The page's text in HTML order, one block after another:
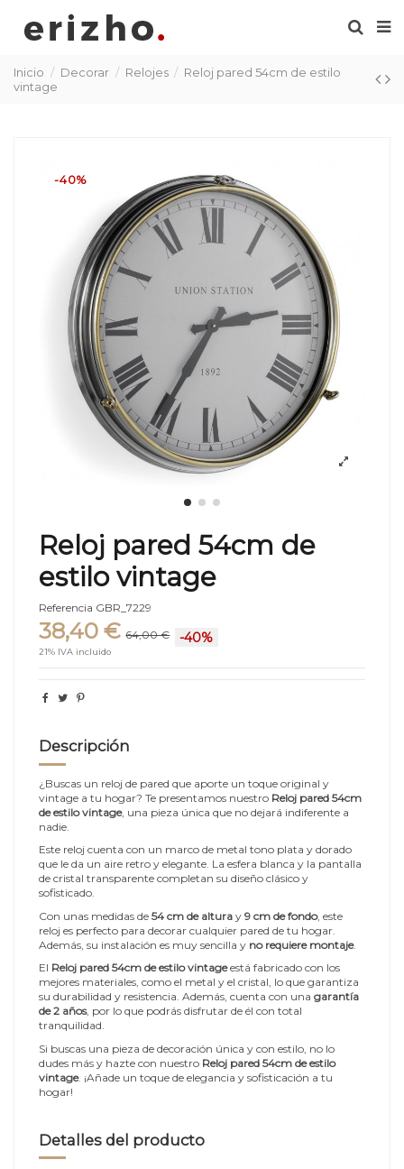
Inicio Decorar Relojes
Reloj pared 54cm de estilo
vintage
-40%
Reloj pared 54cm de
estilo vintage
Referencia GBR_7229
38,40 € 64,00 € -40%
21% IVA incluido
Descripción
¿Buscas un reloj de pared que aporte un toque original y
vintage a tu hogar? Te presentamos nuestro Reloj pared 54cm
de estilo vintage, una pieza única que no dejará indiferente a
nadie.
Este reloj cuenta con un marco de metal tono plata y dorado
que le da un aire retro y elegante. La esfera blanca y la pantalla
de cristal transparente completan su diseño clásico y
sofisticado.
Con unas medidas de 54 cm de altura y 9 cm de fondo, este
reloj es perfecto para decorar cualquier pared de tu hogar.
Además, su instalación es muy sencilla y no requiere montaje.
El Reloj pared 54cm de estilo vintageestá fabricado con los
mejores materiales, como el metal y el cristal, lo que garantiza
su durabilidad y resistencia. Además, cuenta con una garantía
de 2 años, por lo que podrás disfrutar de él con total
tranquilidad.
Si buscas una pieza de decoración única y con estilo, no lo
dudes más y hazte con nuestro Reloj pared 54cm de estilo
vintage. ¡Añade un toque de elegancia y sofisticación a tu
hogar!
Detalles del producto